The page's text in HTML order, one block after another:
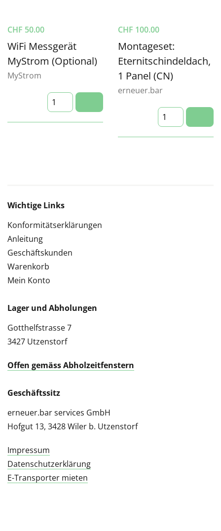
CHF 50.00
WiFi Messgerät
MyStrom (Optional)
MyStrom
CHF 100.00
Montageset:
Eternitschindeldach,
1 Panel (CN)
erneuer.bar
Wichtige Links
Konformitätserklärungen
Anleitung
Geschäftskunden
Warenkorb
Mein Konto
Lager und Abholungen
Gotthelfstrasse 7
3427 Utzenstorf
Offen gemäss Abholzeitfenstern
Geschäftssitz
erneuer.bar services GmbH
Hofgut 13, 3428 Wiler b. Utzenstorf
Impressum
Datenschutzerklärung
E-Transporter mieten